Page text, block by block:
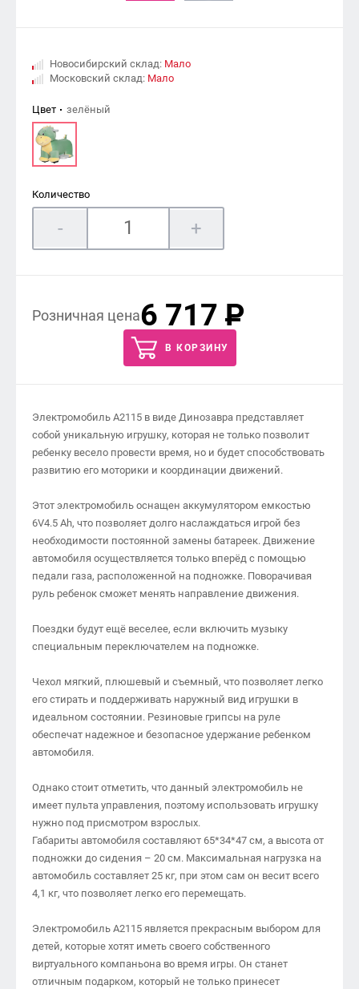
Новосибирский склад: Мало
Московский склад: Мало
Цвет зелёный
Количество
- +
Розничная цена6 717 P
В КОРЗИНУ
Электромобиль А2115 в виде Динозавра представляет
собой уникальную игрушку, которая не только позволит
ребенку весело провести время, но и будет способствовать
развитию его моторики и координации движений.
Этот электромобиль оснащен аккумулятором емкостью
6V4.5 Ah, что позволяет долго наслаждаться игрой без
необходимости постоянной замены батареек. Движение
автомобиля осуществляется только вперёд с помощью
педали газа, расположенной на подножке. Поворачивая
руль ребенок сможет менять направление движения.
Поездки будут ещё веселее, если включить музыку
специальным переключателем на подножке.
Чехол мягкий, плюшевый и съемный, что позволяет легко
его стирать и поддерживать наружный вид игрушки в
идеальном состоянии. Резиновые грипсы на руле
обеспечат надежное и безопасное удержание ребенком
автомобиля.
Однако стоит отметить, что данный электромобиль не
имеет пульта управления, поэтому использовать игрушку
нужно под присмотром взрослых.
Габариты автомобиля составляют 65*34*47 см, а высота от
подножки до сидения – 20 см. Максимальная нагрузка на
автомобиль составляет 25 кг, при этом сам он весит всего
4,1 кг, что позволяет легко его перемещать.
Электромобиль А2115 является прекрасным выбором для
детей, которые хотят иметь своего собственного
виртуального компаньона во время игры. Он станет
отличным подарком, который не только принесет